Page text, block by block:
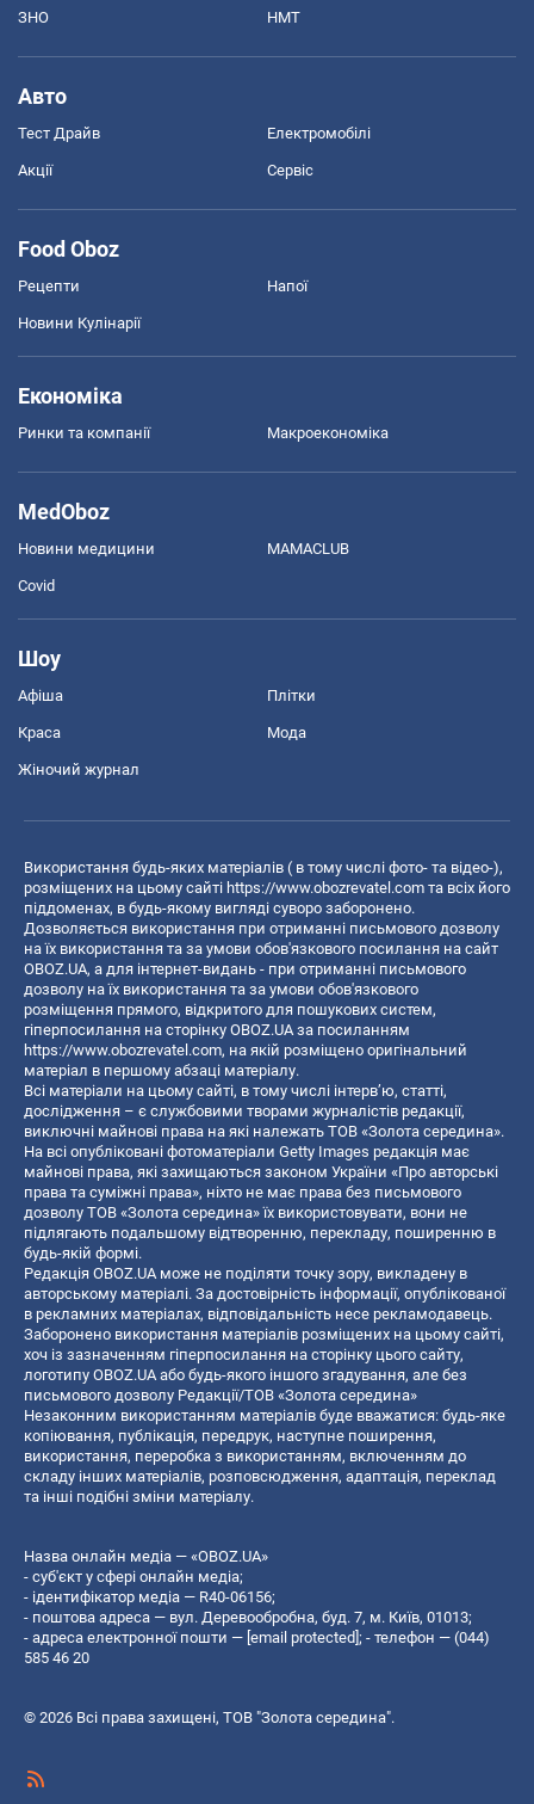
ЗНО НМТ
Авто
Тест Драйв Електромобілі
Акції Сервіс
Food Oboz
Рецепти Напої
Новини Кулінарії
Економіка
Ринки та компанії Макроекономіка
MedOboz
Новини медицини MAMACLUB
Covid
Шоу
Афіша Плітки
Краса Мода
Жіночий журнал
Використання будь-яких матеріалів ( в тому числі фото- та відео-),
розміщених на цьому сайті https://www.obozrevatel.com та всіх його
піддоменах, в будь-якому вигляді суворо заборонено.
Дозволяється використання при отриманні письмового дозволу
на їх використання та за умови обов'язкового посилання на сайт
OBOZ.UA, а для інтернет-видань - при отриманні письмового
дозволу на їх використання та за умови обов'язкового
розміщення прямого, відкритого для пошукових систем,
гіперпосилання на сторінку OBOZ.UA за посиланням
https://www.obozrevatel.com, на якій розміщено оригінальний
матеріал в першому абзаці матеріалу.
Всі матеріали на цьому сайті, в тому числі інтерв’ю, статті,
дослідження – є службовими творами журналістів редакції,
виключні майнові права на які належать ТОВ «Золота середина».
На всі опубліковані фотоматеріали Getty Images редакція має
майнові права, які захищаються законом України «Про авторські
права та суміжні права», ніхто не має права без письмового
дозволу ТОВ «Золота середина» їх використовувати, вони не
підлягають подальшому відтворенню, перекладу, поширенню в
будь-якій формі.
Редакція OBOZ.UA може не поділяти точку зору, викладену в
авторському матеріалі. За достовірність інформації, опублікованої
в рекламних матеріалах, відповідальність несе рекламодавець.
Заборонено використання матеріалів розміщених на цьому сайті,
хоч із зазначенням гіперпосилання на сторінку цього сайту,
логотипу OBOZ.UA або будь-якого іншого згадування, але без
письмового дозволу Редакції/ТОВ «Золота середина»
Незаконним використанням матеріалів буде вважатися: будь-яке
копiювання, публiкацiя, передрук, наступне поширення,
використання, переробка з використанням, включенням до
складу інших матеріалів, розповсюдження, адаптація, переклад
та інші подібні зміни матеріалу.
Назва онлайн медіа — «OBOZ.UA»
- суб'єкт у сфері онлайн медіа;
- ідентифікатор медіа — R40-06156;
- поштова адреса — вул. Деревообробна, буд. 7, м. Київ, 01013;
- адреса електронної пошти — [email protected]; - телефон — (044)
585 46 20
© 2026 Всі права захищені, ТОВ "Золота середина".